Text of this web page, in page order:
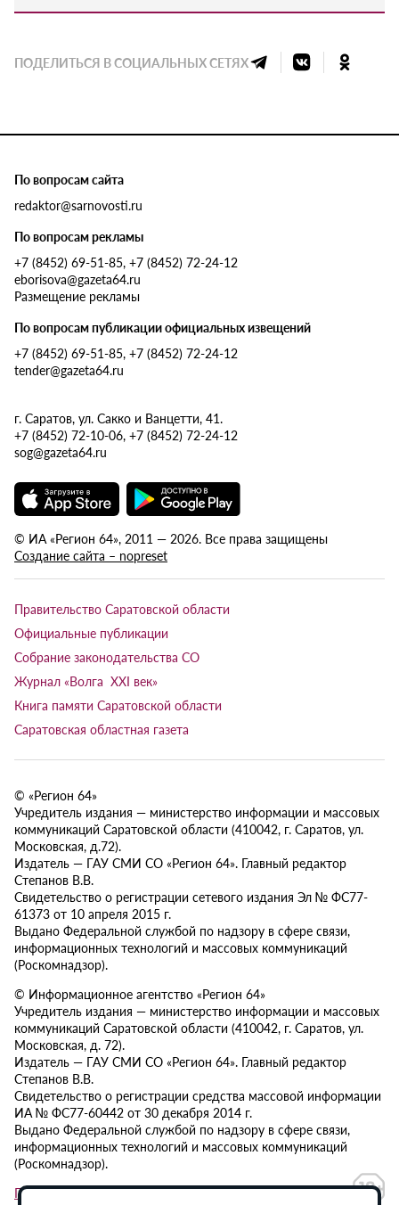
ПОДЕЛИТЬСЯ В СОЦИАЛЬНЫХ СЕТЯХ
По вопросам сайта
redaktor@sarnovosti.ru
По вопросам рекламы
+7 (8452) 69-51-85, +7 (8452) 72-24-12
eborisova@gazeta64.ru
Размещение рекламы
По вопросам публикации официальных извещений
+7 (8452) 69-51-85, +7 (8452) 72-24-12
tender@gazeta64.ru
г. Саратов, ул. Сакко и Ванцетти, 41.
+7 (8452) 72-10-06, +7 (8452) 72-24-12
sog@gazeta64.ru
© ИА «Регион 64», 2011 — 2026. Все права защищены
Создание сайта – nopreset
Правительство Саратовской области
Официальные публикации
Собрание законодательства СО
Журнал «Волга XXI век»
Книга памяти Саратовской области
Саратовская областная газета
© «Регион 64»
Учредитель издания — министерство информации и массовых
коммуникаций Саратовской области (410042, г. Саратов, ул.
Московская, д.72).
Издатель — ГАУ СМИ СО «Регион 64». Главный редактор
Степанов В.В.
Свидетельство о регистрации сетевого издания Эл № ФС77-
61373 от 10 апреля 2015 г.
Выдано Федеральной службой по надзору в сфере связи,
информационных технологий и массовых коммуникаций
(Роскомнадзор).
© Информационное агентство «Регион 64»
Учредитель издания — министерство информации и массовых
коммуникаций Саратовской области (410042, г. Саратов, ул.
Московская, д. 72).
Издатель — ГАУ СМИ СО «Регион 64». Главный редактор
Степанов В.В.
Свидетельство о регистрации средства массовой информации
ИА № ФС77-60442 от 30 декабря 2014 г.
Выдано Федеральной службой по надзору в сфере связи,
информационных технологий и массовых коммуникаций
(Роскомнадзор).
Политика в отношении обработки персональных данных